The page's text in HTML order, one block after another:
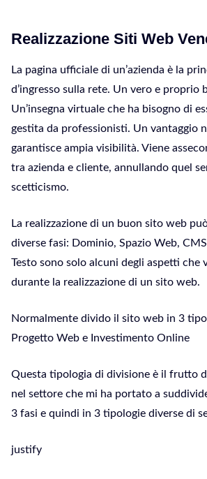
Realizzazione Siti Web
La pagina ufficiale di un’azienda è la
d’ingresso sulla rete. Un vero e proprio
Un’insegna virtuale che ha bisogno di
gestita da professionisti. Un vantaggio
garantisce ampia visibilità. Viene
tra azienda e cliente, annullando quel
scetticismo.
La realizzazione di un buon sito web
diverse fasi: Dominio, Spazio Web,
Testo sono solo alcuni degli aspetti che
durante la realizzazione di un sito web.
Normalmente divido il sito web in 3
Progetto Web e Investimento Online
Questa tipologia di divisione è il frutto di
nel settore che mi ha portato a
3 fasi e quindi in 3 tipologie diverse di
justify